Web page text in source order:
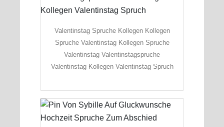
Valentinstag Spruche Kollegen Kollegen
Spruche Valentinstag Kollegen Spruche
Valentinstag Valentinstagspruche
Valentinstag Kollegen Valentinstag Spruch